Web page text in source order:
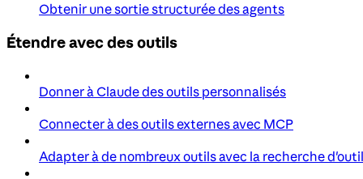
Obtenir une sortie structurée des agents
Étendre avec des outils
Donner à Claude des outils personnalisés
Connecter à des outils externes avec MCP
Adapter à de nombreux outils avec la recherche